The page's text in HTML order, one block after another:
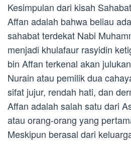
Kesimpulan dari kisah
Affan adalah bahwa beliau
sahabat terdekat Nabi
menjadi khulafaur rasyidin
bin Affan terkenal akan
Nurain atau pemilik dua
sifat jujur, rendah hati, dan
Affan adalah salah satu dari
atau orang-orang yang
Meskipun berasal dari